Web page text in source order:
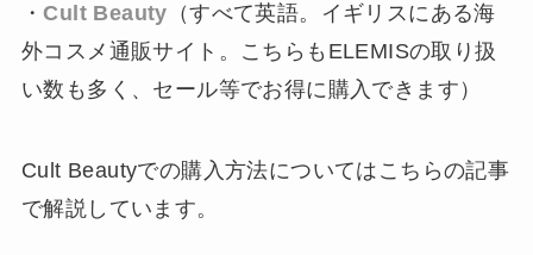
・Cult Beauty （すべて英語。イギリスにある海
外コスメ通販サイト。こちらもELEMISの取り扱
い数も多く、セール等でお得に購入できます）
Cult Beautyでの購入方法についてはこちらの記事
で解説しています。